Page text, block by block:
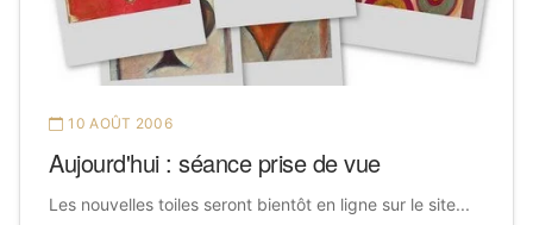
10 AOÛT 2006
Aujourd'hui : séance prise de vue
Les nouvelles toiles seront bientôt en ligne sur le site...